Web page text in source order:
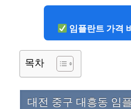
임플란트 가격
목차
대전 중구 대흥동 임